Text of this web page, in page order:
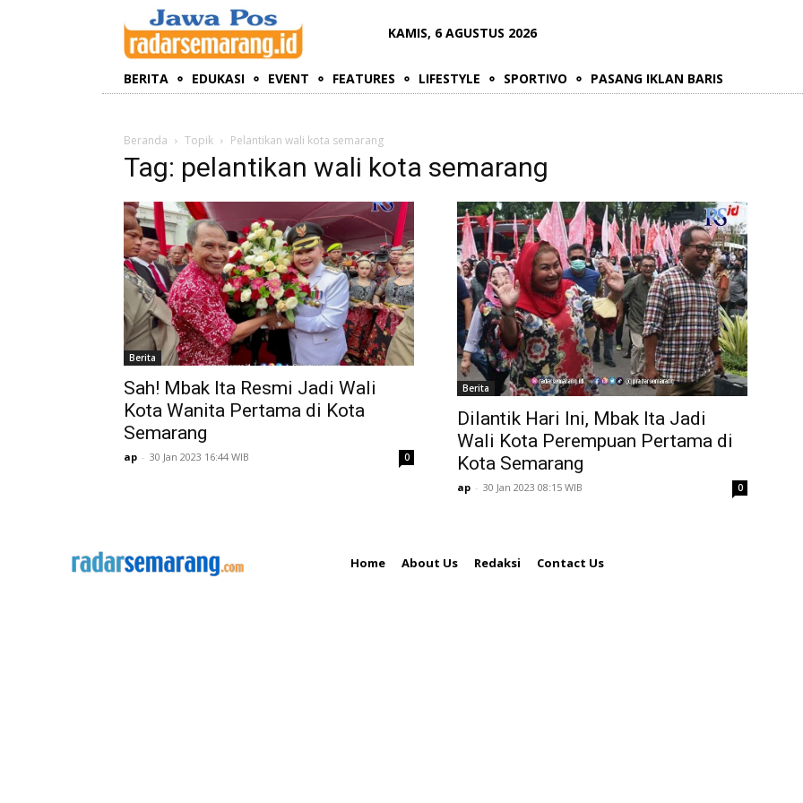
KAMIS, 6 AGUSTUS 2026
BERITA EDUKASI EVENT FEATURES LIFESTYLE SPORTIVO PASANG IKLAN BARIS
Beranda Topik Pelantikan wali kota semarang
Tag: pelantikan wali kota semarang
Berita
Sah! Mbak Ita Resmi Jadi Wali
Kota Wanita Pertama di Kota
Semarang
ap - 30 Jan 2023 16:44 WIB 0
Berita
Dilantik Hari Ini, Mbak Ita Jadi
Wali Kota Perempuan Pertama di
Kota Semarang
ap - 30 Jan 2023 08:15 WIB 0
Home About Us Redaksi Contact Us